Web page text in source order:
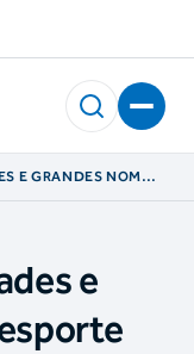
E GRANDES NOMES
e